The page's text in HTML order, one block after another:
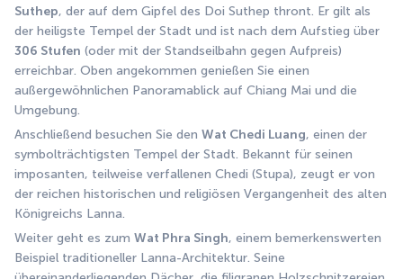
Suthep, der auf dem Gipfel des Doi Suthep thront. Er gilt als
306 Stufen (oder mit der Standseilbahn gegen Aufpreis)
erreichbar. Oben angekommen genießen Sie einen
außergewöhnlichen Panoramablick auf Chiang Mai und die
Umgebung.
Anschließend besuchen Sie den Wat Chedi Luang, einen der
symbolträchtigsten Tempel der Stadt. Bekannt für seinen
imposanten, teilweise verfallenen Chedi (Stupa), zeugt er von
der reichen historischen und religiösen Vergangenheit des alten
Königreichs Lanna.
Weiter geht es zum Wat Phra Singh, einem bemerkenswerten
Beispiel traditioneller Lanna-Architektur. Seine